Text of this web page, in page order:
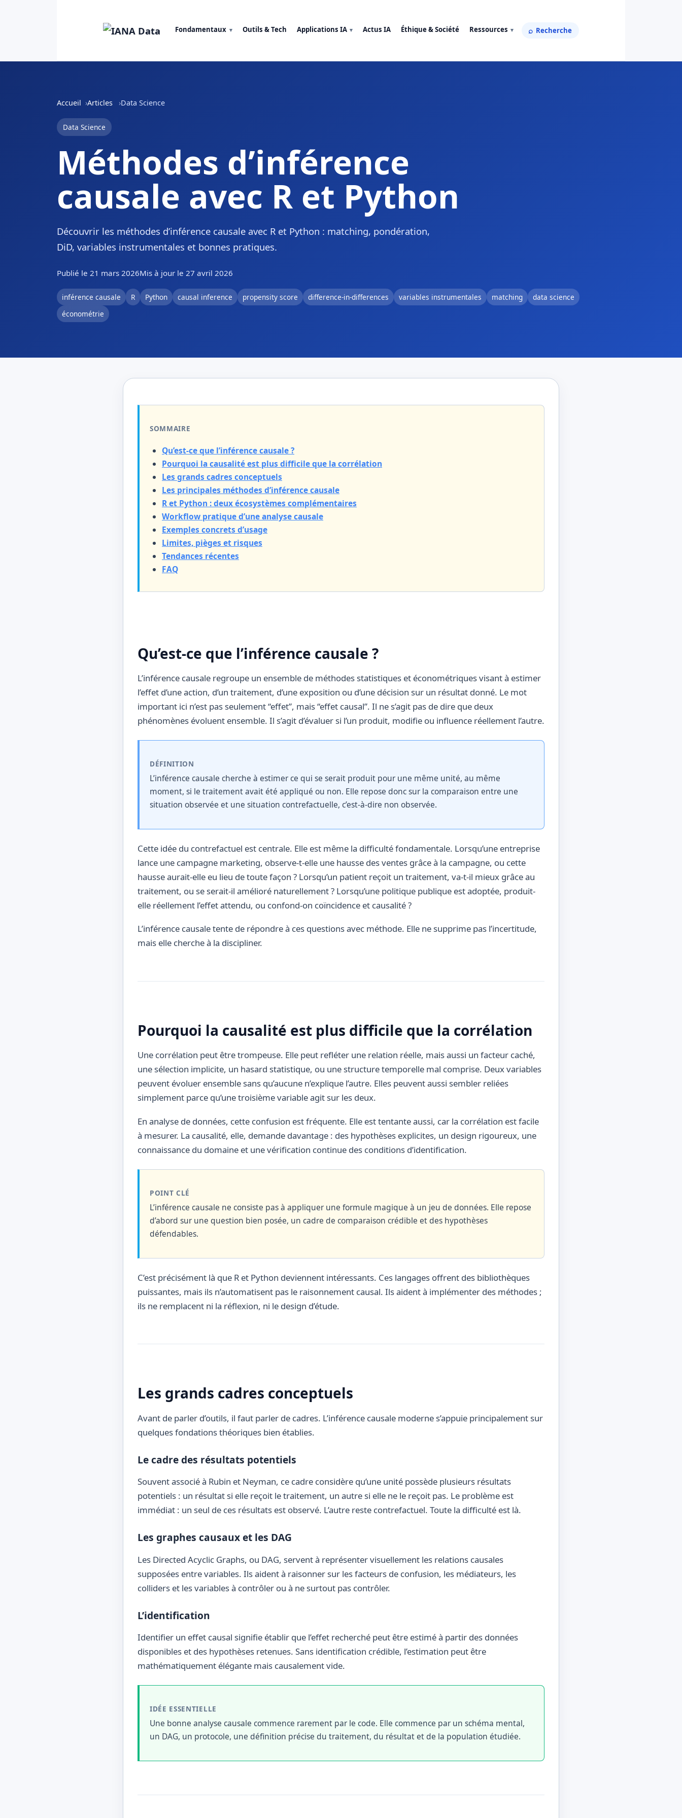
Fondamentaux Outils & Tech Applications IA Actus IA Éthique & Société Ressources Recherche
Accueil Articles Data Science
Data Science
Méthodes d’inférence
causale avec R et Python
Découvrir les méthodes d’inférence causale avec R et Python : matching, pondération,
DiD, variables instrumentales et bonnes pratiques.
Publié le 21 mars 2026Mis à jour le 27 avril 2026
inférence causale R Python causal inference propensity score difference-in-differences variables instrumentales matching
data science
économétrie
SOMMAIRE
Qu’est-ce que l’inférence causale ?
Pourquoi la causalité est plus difficile que la corrélation
Les grands cadres conceptuels
Les principales méthodes d’inférence causale
R et Python : deux écosystèmes complémentaires
Workflow pratique d’une analyse causale
Exemples concrets d’usage
Limites, pièges et risques
Tendances récentes
FAQ
Qu’est-ce que l’inférence causale ?
L’inférence causale regroupe un ensemble de méthodes statistiques et économétriques visant à estimer
l’effet d’une action, d’un traitement, d’une exposition ou d’une décision sur un résultat donné. Le mot
important ici n’est pas seulement “effet”, mais “effet causal”. Il ne s’agit pas de dire que deux
phénomènes évoluent ensemble. Il s’agit d’évaluer si l’un produit, modifie ou influence réellement l’autre.
DÉFINITION
L’inférence causale cherche à estimer ce qui se serait produit pour une même unité, au même
moment, si le traitement avait été appliqué ou non. Elle repose donc sur la comparaison entre une
situation observée et une situation contrefactuelle, c’est-à-dire non observée.
Cette idée du contrefactuel est centrale. Elle est même la difficulté fondamentale. Lorsqu’une entreprise
lance une campagne marketing, observe-t-elle une hausse des ventes grâce à la campagne, ou cette
hausse aurait-elle eu lieu de toute façon ? Lorsqu’un patient reçoit un traitement, va-t-il mieux grâce au
traitement, ou se serait-il amélioré naturellement ? Lorsqu’une politique publique est adoptée, produit-
elle réellement l’effet attendu, ou confond-on coïncidence et causalité ?
L’inférence causale tente de répondre à ces questions avec méthode. Elle ne supprime pas l’incertitude,
mais elle cherche à la discipliner.
Pourquoi la causalité est plus difficile que la corrélation
Une corrélation peut être trompeuse. Elle peut refléter une relation réelle, mais aussi un facteur caché,
une sélection implicite, un hasard statistique, ou une structure temporelle mal comprise. Deux variables
peuvent évoluer ensemble sans qu’aucune n’explique l’autre. Elles peuvent aussi sembler reliées
simplement parce qu’une troisième variable agit sur les deux.
En analyse de données, cette confusion est fréquente. Elle est tentante aussi, car la corrélation est facile
à mesurer. La causalité, elle, demande davantage : des hypothèses explicites, un design rigoureux, une
connaissance du domaine et une vérification continue des conditions d’identification.
POINT CLÉ
L’inférence causale ne consiste pas à appliquer une formule magique à un jeu de données. Elle repose
d’abord sur une question bien posée, un cadre de comparaison crédible et des hypothèses
défendables.
C’est précisément là que R et Python deviennent intéressants. Ces langages offrent des bibliothèques
puissantes, mais ils n’automatisent pas le raisonnement causal. Ils aident à implémenter des méthodes ;
ils ne remplacent ni la réflexion, ni le design d’étude.
Les grands cadres conceptuels
Avant de parler d’outils, il faut parler de cadres. L’inférence causale moderne s’appuie principalement sur
quelques fondations théoriques bien établies.
Le cadre des résultats potentiels
Souvent associé à Rubin et Neyman, ce cadre considère qu’une unité possède plusieurs résultats
potentiels : un résultat si elle reçoit le traitement, un autre si elle ne le reçoit pas. Le problème est
immédiat : un seul de ces résultats est observé. L’autre reste contrefactuel. Toute la difficulté est là.
Les graphes causaux et les DAG
Les Directed Acyclic Graphs, ou DAG, servent à représenter visuellement les relations causales
supposées entre variables. Ils aident à raisonner sur les facteurs de confusion, les médiateurs, les
colliders et les variables à contrôler ou à ne surtout pas contrôler.
L’identification
Identifier un effet causal signifie établir que l’effet recherché peut être estimé à partir des données
disponibles et des hypothèses retenues. Sans identification crédible, l’estimation peut être
mathématiquement élégante mais causalement vide.
IDÉE ESSENTIELLE
Une bonne analyse causale commence rarement par le code. Elle commence par un schéma mental,
un DAG, un protocole, une définition précise du traitement, du résultat et de la population étudiée.